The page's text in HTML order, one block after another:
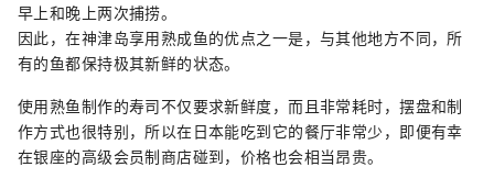
早上和晚上两次捕捞。
因此，在神津岛享用熟成鱼的优点之一是，与其他地方不同，所
有的鱼都保持极其新鲜的状态。
使用熟鱼制作的寿司不仅要求新鲜度，而且非常耗时，摆盘和制
作方式也很特别，所以在日本能吃到它的餐厅非常少，即便有幸
在银座的高级会员制商店碰到，价格也会相当昂贵。